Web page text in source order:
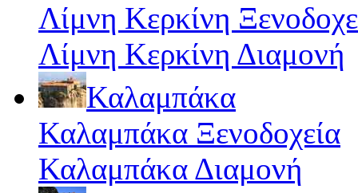
Λίμνη Κερκίνη
Λίμνη Κερκίνη Διαμονή
Καλαμπάκα
Καλαμπάκα Ξενοδοχεία
Καλαμπάκα Διαμονή